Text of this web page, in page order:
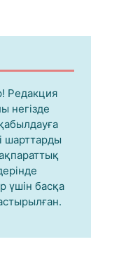
Редакция
негізде
шарттарды
үшін басқа